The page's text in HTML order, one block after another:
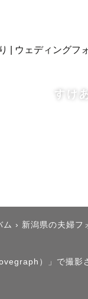
撮影後は1枚1
ご負担いただ
すけ
ム › 新潟県の夫婦フ
）」で撮